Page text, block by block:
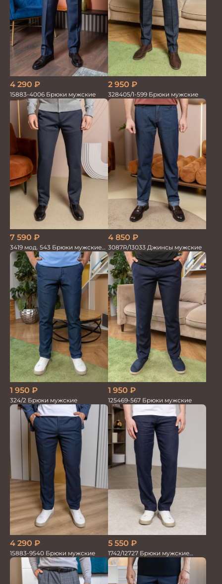
4 290 ₽
15883-4006 Брюки мужские
2 950 ₽
328405/1-599 Брюки мужские
7 590 ₽
3419 мод. 543 Брюки мужские
трикотажные
4 850 ₽
3087R/13033 Джинсы мужские
1 950 ₽
324/2 Брюки мужские
1 950 ₽
125469-567 Брюки мужские
4 290 ₽
15883-9540 Брюки мужские
5 550 ₽
1742/12727 Брюки мужские
100%лён т.син